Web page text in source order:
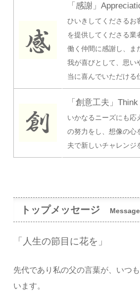
「感謝」
ひいきしてくださるお
を提供してくださる業
働く仲間に感謝し、ま
我が喜びとして、思い
当に喜んでいただける
「創意工夫」
いかなるニーズにも応
の努力をし、想像の心
夫で新しいチャレンジ
トップメッセージ
「人生の節目に花を」
先代であり私の父の言葉が、いつ
います。